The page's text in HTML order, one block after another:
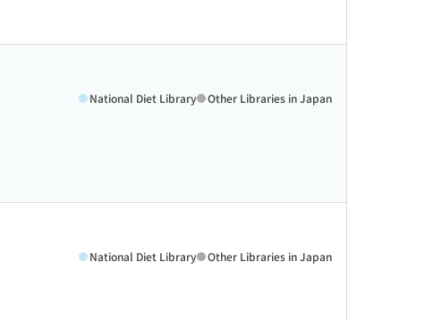
National Diet Library Other Libraries in Japan
National Diet Library Other Libraries in Japan